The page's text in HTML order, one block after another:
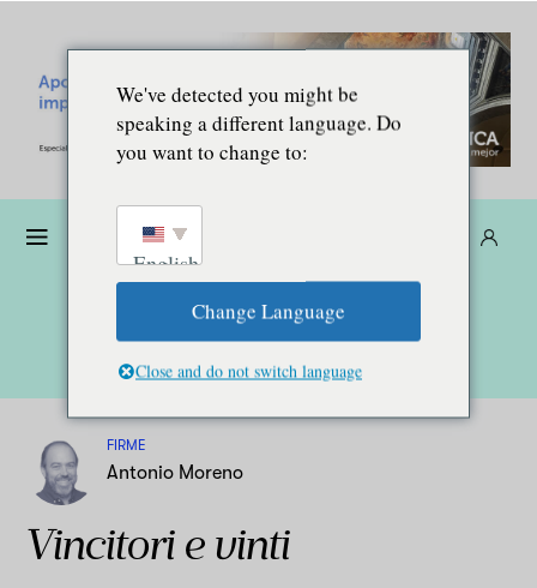
FIRME
Antonio Moreno
Vincitori e vinti
We've detected you might be
speaking a different language. Do
you want to change to:
English
Change Language
Close and do not switch language